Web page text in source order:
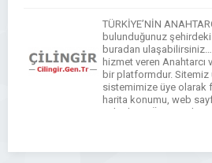
TÜRKİYE’NİN
bulunduğunuz
buradan ulaşabilirsiniz…
hizmet veren
bir platformdur. Sitemiz
sistemimize üye olarak
harita konumu, web
videolarını Ücretsiz bir